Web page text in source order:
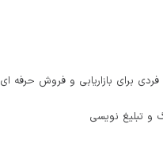
برای بازاریابی و فروش حرفه ای
و تبلیغ نویسی